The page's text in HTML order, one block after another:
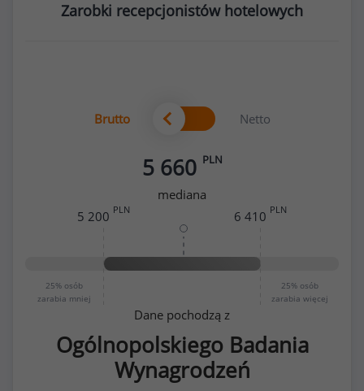
Zarobki recepcjonistów hotelowych
Brutto Netto
5 660 PLN
mediana
25% osób
zarabia mniej
25% osób
zarabia więcej
5 200 PLN 6 410 PLN
Dane pochodzą z
Ogólnopolskiego Badania
Wynagrodzeń